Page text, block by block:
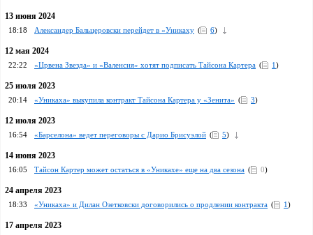
13 июня 2024
18:18 Александер Бальцеровски перейдет в «Уникаху ( 6)
12 мая 2024
22:22 «Црвена Звезда» и «Валенсия» хотят подписать Тайсона Картера ( 1)
25 июля 2023
20:14 «Уникаха» выкупила контракт Тайсона Картера у «Зенита» ( 3)
12 июля 2023
16:54 «Барселона» ведет переговоры с Дарио Брисуэлой ( 5)
14 июня 2023
16:05 Тайсон Картер может остаться в «Уникахе» еще на два сезона ( 0)
24 апреля 2023
18:33 «Уникаха» и Дилан Озетковски договорились о продлении контракта ( 1)
17 апреля 2023